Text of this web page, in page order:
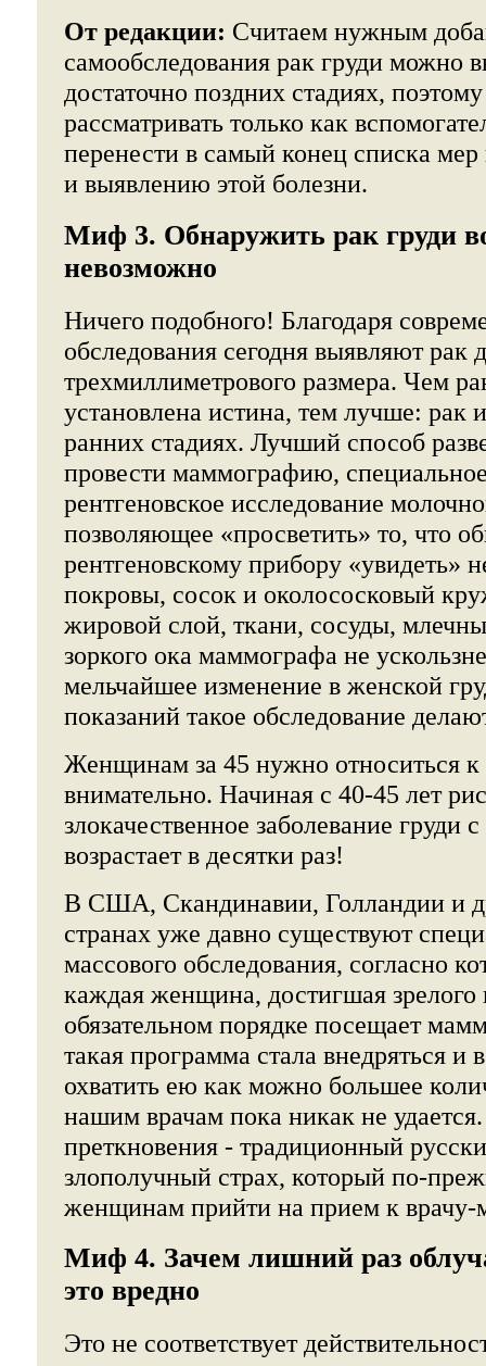
От редакции: Считаем нужным
самообследования рак груди можно
достаточно поздних стадиях,
рассматривать только как
перенести в самый конец списка
и выявлению этой болезни.
Миф 3. Обнаружить рак груди
невозможно
Ничего подобного! Благодаря
обследования сегодня выявляют рак
трехмиллиметрового размера. Чем
установлена истина, тем лучше: рак
ранних стадиях. Лучший способ
провести маммографию,
рентгеновское исследование
позволяющее «просветить» то, что
рентгеновскому прибору «увидеть»
покровы, сосок и околососковый
жировой слой, ткани, сосуды,
зоркого ока маммографа не
мельчайшее изменение в женской
показаний такое обследование
Женщинам за 45 нужно относиться к
внимательно. Начиная с 40-45 лет
злокачественное заболевание груди
возрастает в десятки раз!
В США, Скандинавии, Голландии и
странах уже давно существуют
массового обследования, согласно
каждая женщина, достигшая зрелого
обязательном порядке посещает
такая программа стала внедряться и
охватить ею как можно большее
нашим врачам пока никак не
преткновения - традиционный
злополучный страх, который по-
женщинам прийти на прием к врачу-
Миф 4. Зачем лишний раз
это вредно
Это не соответствует